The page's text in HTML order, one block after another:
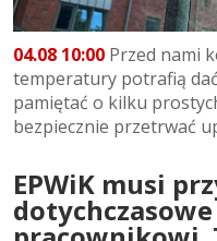
04.08 10:00 Przed nami
temperatury potrafią
pamiętać o kilku
bezpiecznie przetrwać
EPWiK musi